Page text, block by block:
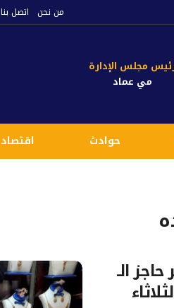
من نحن اتصل بنا
مجلس الإدارة
مي عماد
حوادث اقتصاد
الـ